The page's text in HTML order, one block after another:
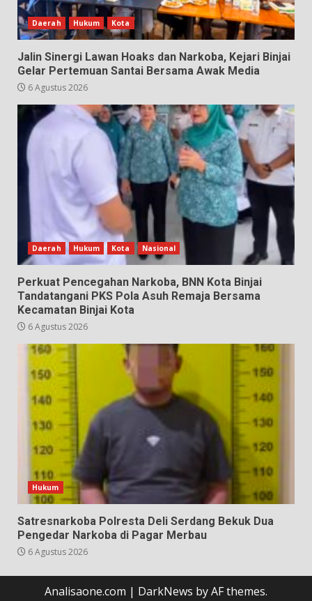
Daerah Hukum Kota
Jalin Sinergi Lawan Hoaks dan Narkoba, Kejari Binjai
Gelar Pertemuan Santai Bersama Awak Media
6 Agustus 2026
Daerah Hukum Kota Nasional
Perkuat Pencegahan Narkoba, BNN Kota Binjai
Tandatangani PKS Pola Asuh Remaja Bersama
Kecamatan Binjai Kota
6 Agustus 2026
Hukum
Satresnarkoba Polresta Deli Serdang Bekuk Dua
Pengedar Narkoba di Pagar Merbau
6 Agustus 2026
Analisaone.com | DarkNews by AF themes.